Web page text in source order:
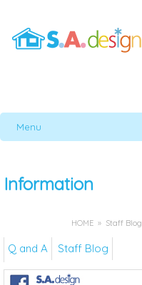
Menu
Information
HOME » Staff Blog
Q and A Staff Blog